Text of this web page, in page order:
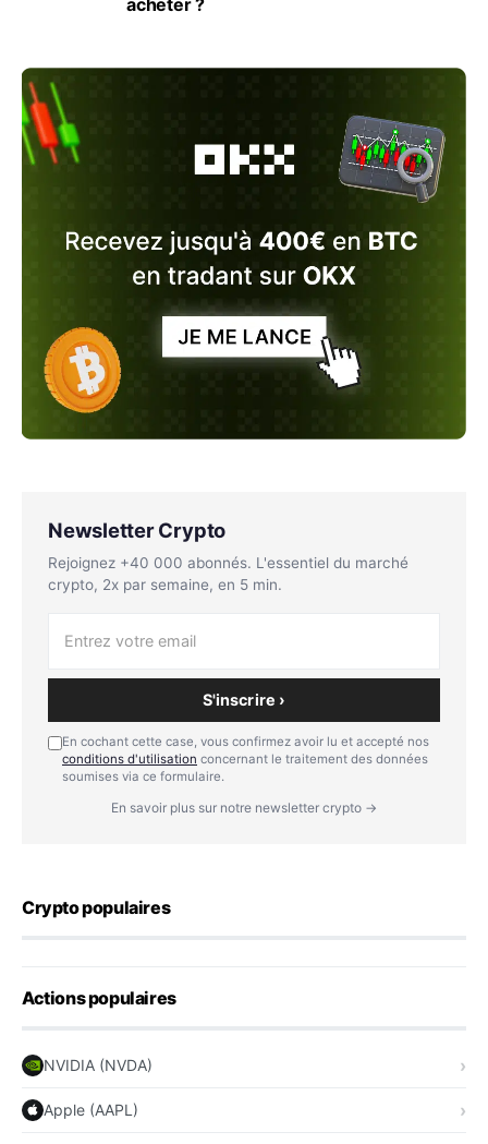
acheter ?
Newsletter Crypto
Rejoignez +40 000 abonnés. L'essentiel du marché
crypto, 2x par semaine, en 5 min.
S'inscrire ›
En cochant cette case, vous confirmez avoir lu et accepté nos
conditions d'utilisation concernant le traitement des données
soumises via ce formulaire.
En savoir plus sur notre newsletter crypto →
Crypto populaires
Actions populaires
NVIDIA (NVDA)
Apple (AAPL)